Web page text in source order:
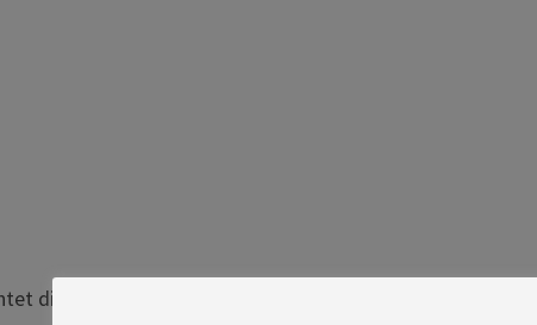
die mentale Gesundheit.